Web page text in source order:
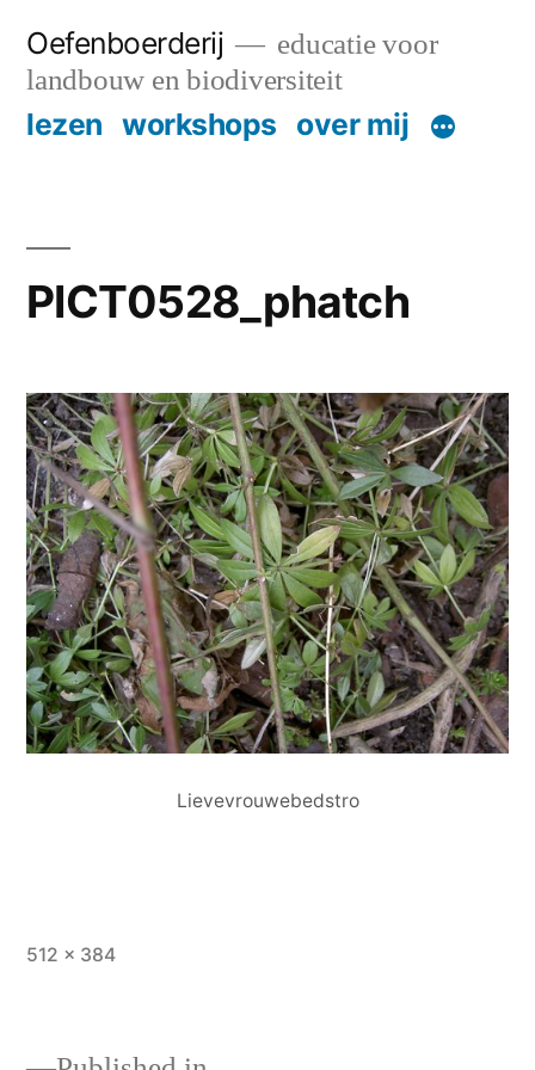
content
Oefenboerderij
educatie voor
landbouw en biodiversiteit
lezen workshops over mij
PICT0528_phatch
Lievevrouwebedstro
Full
512 × 384